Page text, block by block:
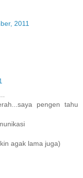
2011
pengen tahu
agak lama juga)